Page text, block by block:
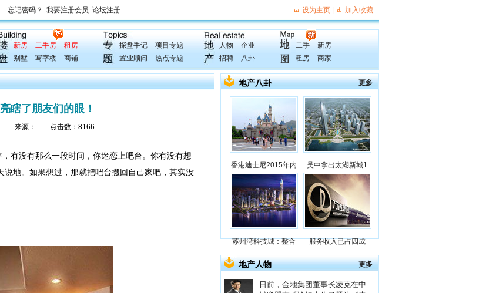
新房 二手房
租房
别墅
写字楼 商铺
探盘手记
项目专题
置业顾问
热点专题
人物
企业
招聘
八卦
二手
新房
租房
商家
瞎了朋友们的眼！
来源： 点击数：8166
没有那么一段时间，你迷恋上吧台。你有没有想
地。如果想过，那就把吧台搬回自己家吧，其实没
地产八卦 更多
香港迪士尼2015年内 吴中拿出太湖新城1
苏州湾科技城：整合 服务收入已占四成
地产人物 更多
日前，金地集团董事长凌克在中